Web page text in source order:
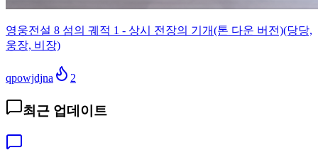
영웅전설 8 섬의 궤적 1 - 상시 전장의 기개(톤 다운 버전)(당당,
웅장, 비장)
qpowjdjna 2
최근 업데이트